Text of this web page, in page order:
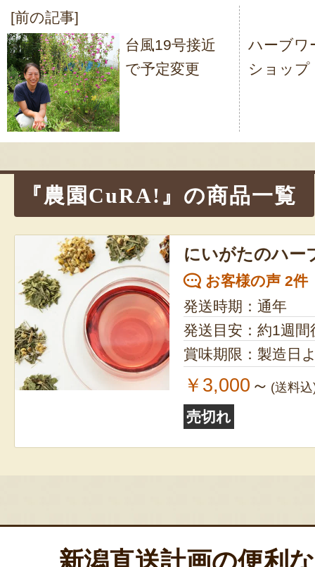
投
稿
ナ
ビ
ゲ
ョ
ン
[前の記事]
台風19号接近
で予定変更
ハーブワ
ショップ
『農園CuRA!』の商品一覧
にいがたのハー
お客様の声 2件
発送時期：通年
発送目安：約1週間
賞味期限：製造日
￥3,000 ～ (送料
売切れ
新潟直送計画の便利